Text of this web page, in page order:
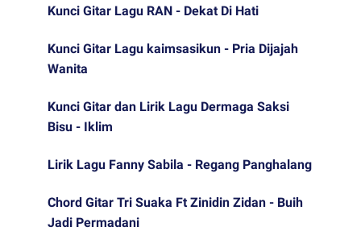
Kunci Gitar Lagu RAN - Dekat Di Hati
Kunci Gitar Lagu kaimsasikun - Pria Dijajah
Wanita
Kunci Gitar dan Lirik Lagu Dermaga Saksi
Bisu - Iklim
Lirik Lagu Fanny Sabila - Regang Panghalang
Chord Gitar Tri Suaka Ft Zinidin Zidan - Buih
Jadi Permadani